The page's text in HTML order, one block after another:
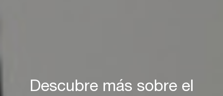
Descubre más sobre el